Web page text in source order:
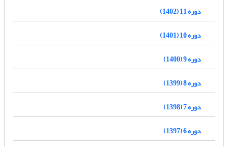
دوره 11 (1402)
دوره 10 (1401)
دوره 9 (1400)
دوره 8 (1399)
دوره 7 (1398)
دوره 6 (1397)